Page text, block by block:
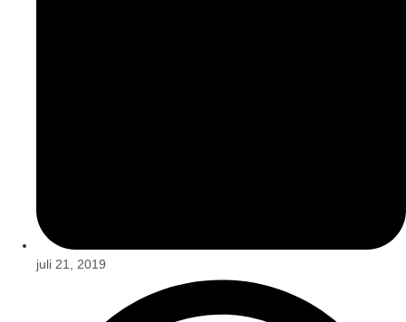
juli 21, 2019